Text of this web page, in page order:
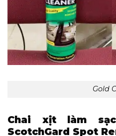
Gold
Chai xịt làm
ScotchGard Spot